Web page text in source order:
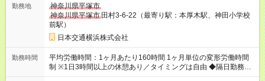
業 6ヶ月間：月給38万円保証＋歩合給＋賞与年2回 7ヶ月目以
降：月給20万5,800円＋歩合給＋賞与年2回 ●大和営業所 入社後
6ヶ月間：月給30万円保証＋歩合給＋賞与年2回 7ヶ月目以降：
月給20万5,800円＋歩合給＋賞与年2回 ●平塚営業所 月給20万
5,800円+歩合＋賞与年2回 ●小田原営業所 月給210,000円+歩合
間】試用期間あり 試用期間の長さ：6ヶ月 雇用形態、給与は本
採用時と同じです。
勤務地
神奈川県平塚市
神奈川県平塚市 田村3-6-22（最寄り駅：本厚木駅、神田小学校
前駅）
日本交通横浜株式会社
勤務時間
平均労働時間：1ヶ月あたり160時間 1ヶ月単位の変形労働時間
制 ※1日3時間以上の休憩あり／タイミングは自由 ◆隔日勤務
（月間12～13回乗務） →1回の乗務で2回分働き、まとめて2日